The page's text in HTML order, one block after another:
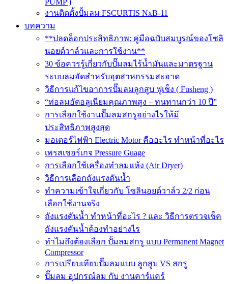
PUMP )
งานติดตั้งปั้มลม FSCURTIS NxB-11
บทความ
**ปลดล็อกประสิทธิภาพ: คู่มือฉบับสมบูรณ์ของโซลิ
นอยด์วาล์วและการใช้งาน**
30 ข้อควรรู้เกี่ยวกับปั๊มลมไร้น้ำมันและมาตรฐาน
ระบบลมอัดสำหรับอุตสาหกรรมสะอาด
วิธีการแก้ไขอาการปั๊มลมลูกสูบ ฟูเช็ง ( Fusheng )
“ท่อลมอัดอลูเนียมคุณภาพสูง – ทนทานกว่า 10 ปี”
การเลือกใช้งานปั๊มลมสกรูอย่างไรให้มี
ประสิทธิภาพสูงสุด
มอเตอร์ไฟฟ้า Electric Motor คืออะไร ทำหน้าที่อะไร
เพรสเชอร์เกจ Pressure Guage
การเลือกใช้เครื่องทำลมแห้ง (Air Dryer)
วิธีการเลือกถังแรงดันน้ำ
ทำความเข้าใจเกี่ยวกับ โซลินอยด์วาล์ว 2/2 ก่อน
เลือกใช้งานจริง
ถังแรงดันน้ำ ทำหน้าที่อะไร ? และ วิธีการตรวจเช็ค
ถังแรงดันน้ำต้องทำอย่างไร
ทำไมถึงต้องเลือก ปั้มลมสกรู แบบ Permanent Magnet
Compressor
การเปรียบเทียบปั๊มลมแบบ ลูกสูบ VS สกรู
ปั๊มลม อุปกรณ์ลม กับ งานคาร์แคร์